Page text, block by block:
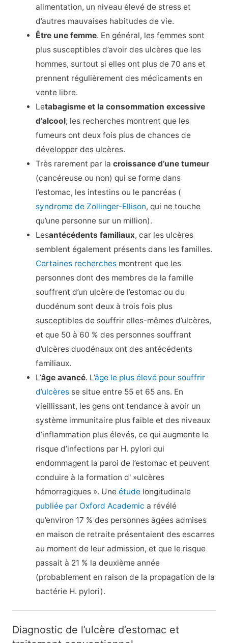
alimentation, un niveau élevé de stress et
d’autres mauvaises habitudes de vie.
Être une femme. En général, les femmes sont
plus susceptibles d’avoir des ulcères que les
hommes, surtout si elles ont plus de 70 ans et
prennent régulièrement des médicaments en
vente libre.
Letabagisme et la consommation excessive
d’alcool; les recherches montrent que les
fumeurs ont deux fois plus de chances de
développer des ulcères.
Très rarement par lacroissance d’une tumeur
(cancéreuse ou non) qui se forme dans
l’estomac, les intestins ou le pancréas (
syndrome de Zollinger-Ellison, qui ne touche
qu’une personne sur un million).
Lesantécédents familiaux, car les ulcères
semblent également présents dans les familles.
Certaines recherches montrent que les
personnes dont des membres de la famille
souffrent d’un ulcère de l’estomac ou du
duodénum sont deux à trois fois plus
susceptibles de souffrir elles-mêmes d’ulcères,
et que 50 à 60 % des personnes souffrant
d’ulcères duodénaux ont des antécédents
familiaux.
L’âge avancé. L’âge le plus élevé pour souffrir
d’ulcères se situe entre 55 et 65 ans. En
vieillissant, les gens ont tendance à avoir un
système immunitaire plus faible et des niveaux
d’inflammation plus élevés, ce qui augmente le
risque d’infections par H. pylori qui
endommagent la paroi de l’estomac et peuvent
conduire à la formation d' »ulcères
hémorragiques ». Uneétude longitudinale
publiée par Oxford Academic a révélé
qu’environ 17 % des personnes âgées admises
en maison de retraite présentaient des escarres
au moment de leur admission, et que le risque
passait à 21 % la deuxième année
(probablement en raison de la propagation de la
bactérie H. pylori).
Diagnostic de l’ulcère d’estomac et